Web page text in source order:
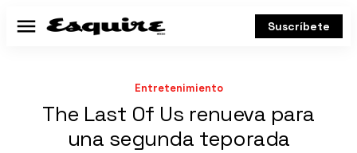
Menú Suscríbete
Entretenimiento
The Last Of Us renueva para
una segunda teporada